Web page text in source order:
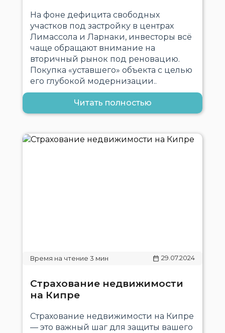
На фоне дефицита свободных
участков под застройку в центрах
Лимассола и Ларнаки, инвесторы всё
чаще обращают внимание на
вторичный рынок под реновацию.
Покупка «уставшего» объекта с целью
его глубокой модернизации..
Читать полностью
29.07.2024
Страхование недвижимости
на Кипре
Страхование недвижимости на Кипре
— это важный шаг для защиты вашего